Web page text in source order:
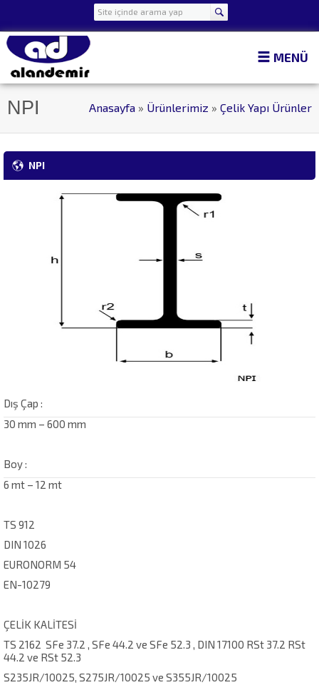
MENÜ
NPI Anasayfa » Ürünlerimiz » Çelik Yapı Ürünler
NPI
Dış Çap :
30 mm – 600 mm
Boy :
6 mt – 12 mt
TS 912
DIN 1026
EURONORM 54
EN-10279
ÇELİK KALİTESİ
TS 2162 SFe 37.2 , SFe 44.2 ve SFe 52.3 , DIN 17100 RSt 37.2 RSt
44.2 ve RSt 52.3
S235JR/10025, S275JR/10025 ve S355JR/10025